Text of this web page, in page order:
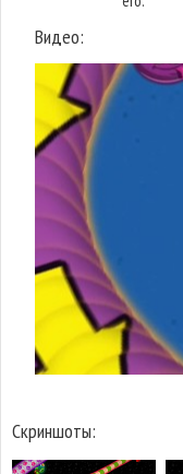
Видео:
Скриншоты: